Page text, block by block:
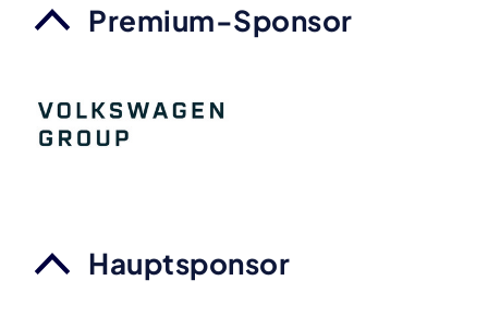
Premium-Sponsor
Hauptsponsor